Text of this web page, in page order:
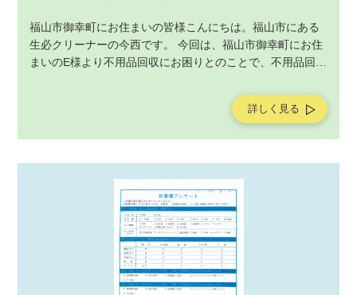
福山市御幸町にお住まいの皆様こんにちは。福山市にある
生必クリーナーの今西です。 今回は、福山市御幸町にお住
まいのE様より不用品回収にお困りとのことで、不用品回収
ビスの作業後にお客様よりアンケートを頂戴しましたの
詳しく見る